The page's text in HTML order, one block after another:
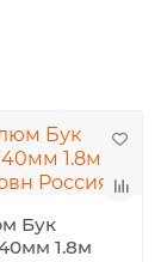
Бук
1.8м